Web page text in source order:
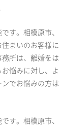
す。相模原市
まいのお客様
所は、離婚を
悩みに対し、
でお悩みの方
す。相模原市